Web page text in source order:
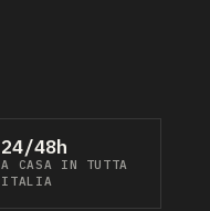
24/48h
A CASA IN TUTTA
ITALIA